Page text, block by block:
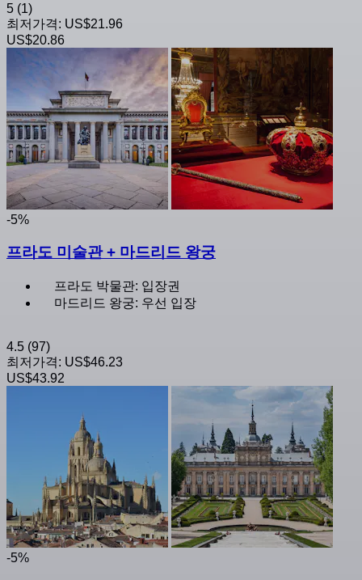
5 (1)
최저가격: US$21.96
US$20.86
-5%
프라도 미술관 + 마드리드 왕궁
프라도 박물관: 입장권
마드리드 왕궁: 우선 입장
4.5 (97)
최저가격: US$46.23
US$43.92
-5%